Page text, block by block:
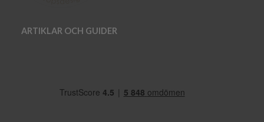
ARTIKLAR OCH GUIDER